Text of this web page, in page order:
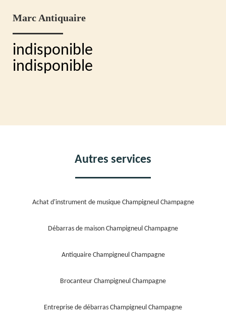
Marc Antiquaire
indisponible
indisponible
Autres services
Achat d'instrument de musique Champigneul Champagne
Débarras de maison Champigneul Champagne
Antiquaire Champigneul Champagne
Brocanteur Champigneul Champagne
Entreprise de débarras Champigneul Champagne